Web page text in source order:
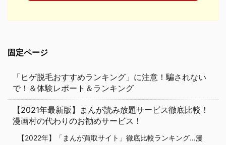
固定ページ
「ヒゲ脱毛おすすめランキング」に注意！騙されない
で！＆体験レポート＆ランキング
【2021年最新版】まんが読み放題サービス徹底比較！
漫画村の代わりのお勧めサービス！
【2022年】「まんが買取サイト」徹底比較ランキング…漫